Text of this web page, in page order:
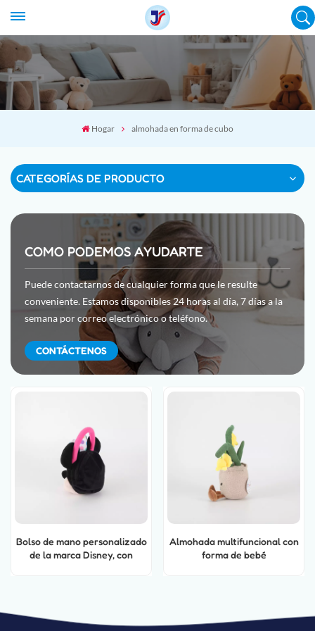
Hogar almohada en forma de cubo
CATEGORÍAS DE PRODUCTO
COMO PODEMOS AYUDARTE
Puede contactarnos de cualquier forma que le resulte
conveniente. Estamos disponibles 24 horas al día, 7 días a la
semana por correo electrónico o teléfono.
CONTÁCTENOS
Bolso de mano personalizado
de la marca Disney, con
Almohada multifuncional con
forma de bebé